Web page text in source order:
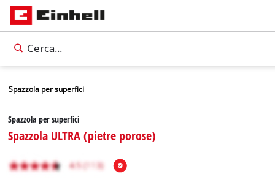
Spazzola per superfici
Spazzola per superfici
Spazzola ULTRA (pietre porose)